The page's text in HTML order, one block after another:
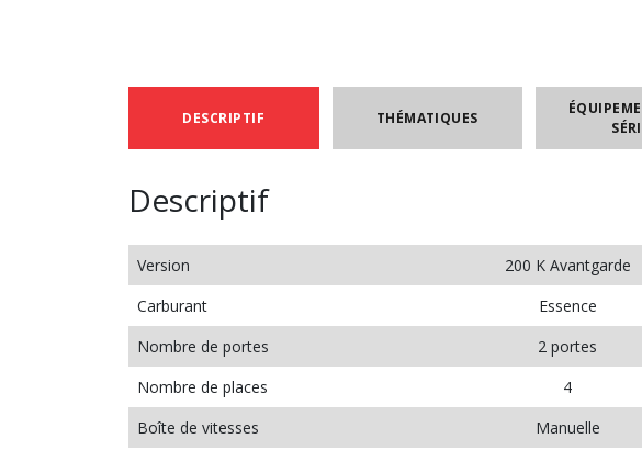
DESCRIPTIF THÉMATIQUES
Descriptif
Version
200 K Avantgarde
Carburant
Essence
Nombre de portes
2 portes
Nombre de places
4
Boîte de vitesses
Manuelle